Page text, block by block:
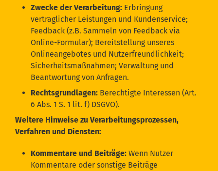
Zwecke der Verarbeitung: Erbringung
vertraglicher Leistungen und Kundenservice;
Feedback (z.B. Sammeln von Feedback via
Online-Formular); Bereitstellung unseres
Onlineangebotes und Nutzerfreundlichkeit;
Sicherheitsmaßnahmen; Verwaltung und
Beantwortung von Anfragen.
Rechtsgrundlagen: Berechtigte Interessen (Art.
6 Abs. 1 S. 1 lit. f) DSGVO).
Weitere Hinweise zu Verarbeitungsprozessen,
Verfahren und Diensten:
Kommentare und Beiträge:Wenn Nutzer
Kommentare oder sonstige Beiträge